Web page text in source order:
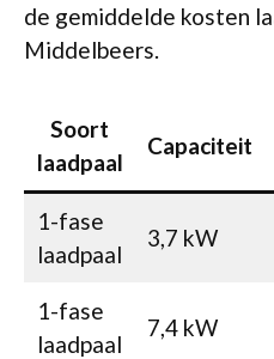
de gemiddelde kosten
Middelbeers.
Soort
laadpaal
Capaciteit
1-fase
laadpaal
3,7 kW
1-fase
laadpaal
7,4 kW